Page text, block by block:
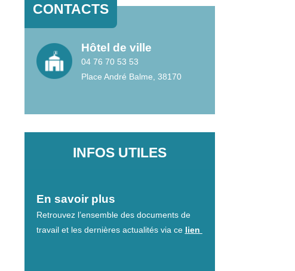
CONTACTS
Hôtel de ville
04 76 70 53 53
Place André Balme, 38170
INFOS UTILES
En savoir plus
Retrouvez l’ensemble des documents de
travail et les dernières actualités via ce lien